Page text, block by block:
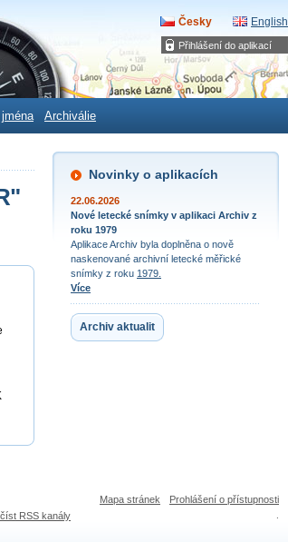
Přihlášení do aplikací
Česky English
Archiválie
Novinky o aplikacích
22.06.2026
Nové letecké snímky v aplikaci Archiv z
roku 1979
Aplikace Archiv byla doplněna o nově
naskenované archivní letecké měřické
snímky z roku 1979.
Více
Archiv aktualit
Mapa stránek Prohlášení o přístupnosti
RSS kanály